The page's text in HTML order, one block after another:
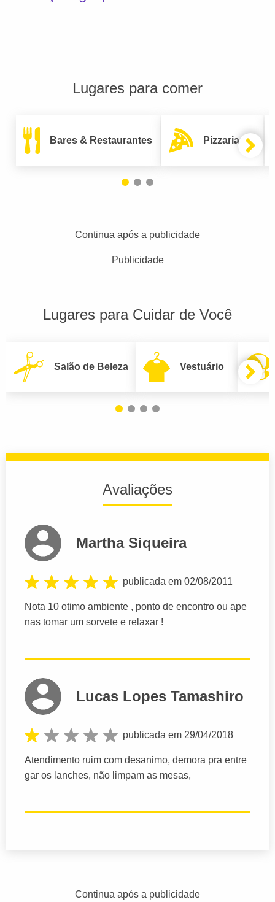
Lugares para comer
Bares & Restaurantes Pizzarias
Continua após a publicidade
Publicidade
Lugares para Cuidar de Você
Salão de Beleza Vestuário
Avaliações
Martha Siqueira
publicada em 02/08/2011
Nota 10 otimo ambiente , ponto de encontro ou ape
nas tomar um sorvete e relaxar !
Lucas Lopes Tamashiro
publicada em 29/04/2018
Atendimento ruim com desanimo, demora pra entre
gar os lanches, não limpam as mesas,
Continua após a publicidade